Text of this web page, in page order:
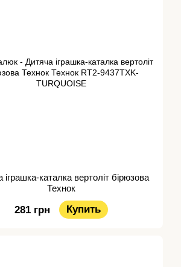
іграшка-каталка вертоліт бірюзова
Технок
281 грн Купить